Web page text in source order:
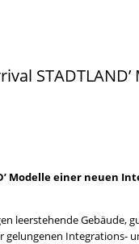
STADTLAND’
Modelle einer neuen
leerstehende Gebäude,
Integrations-